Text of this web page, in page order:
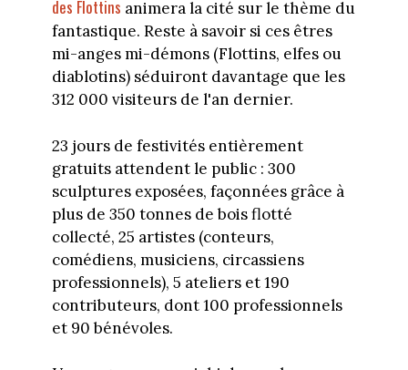
des Flottins animera la cité sur le thème du
fantastique. Reste à savoir si ces êtres
mi-anges mi-démons (Flottins, elfes ou
diablotins) séduiront davantage que les
312 000 visiteurs de l'an dernier.
23 jours de festivités entièrement
gratuits attendent le public : 300
sculptures exposées, façonnées grâce à
plus de 350 tonnes de bois flotté
collecté, 25 artistes (conteurs,
comédiens, musiciens, circassiens
professionnels), 5 ateliers et 190
contributeurs, dont 100 professionnels
et 90 bénévoles.